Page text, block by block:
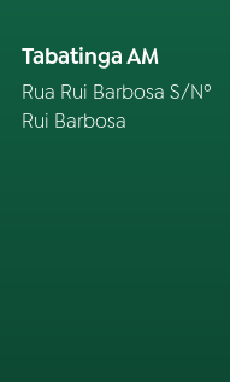
Tabatinga AM
Rua Rui Barbosa S/Nº
Rui Barbosa